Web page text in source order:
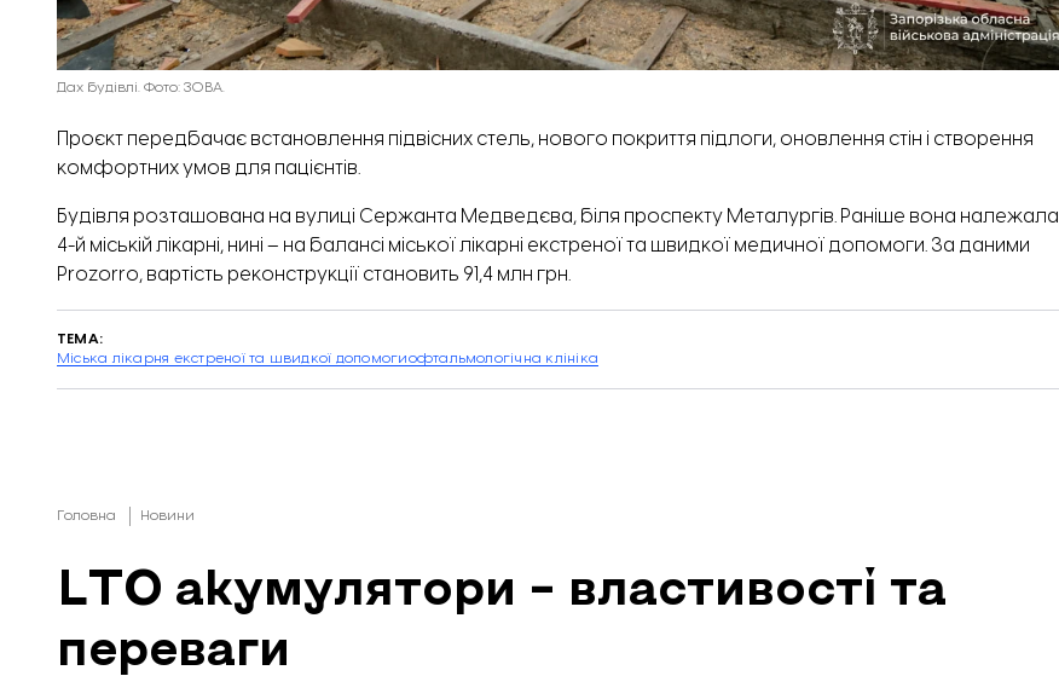
Дах будівлі. Фото: ЗОВА.
Проєкт передбачає встановлення підвісних стель, нового покриття підлоги, оновлення стін і створення
комфортних умов для пацієнтів.
Будівля розташована на вулиці Сержанта Медведєва, біля проспекту Металургів. Раніше вона належала
4-й міській лікарні, нині – на балансі міської лікарні екстреної та швидкої медичної допомоги. За даними
Prozorro, вартість реконструкції становить 91,4 млн грн.
ТЕМА:
Міська лікарня екстреної та швидкої допомогиофтальмологічна клініка
Головна Новини
LTO акумулятори – властивості та
переваги